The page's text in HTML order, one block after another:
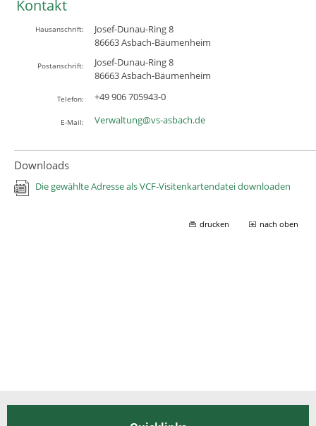
Kontakt
Hausanschrift:
Josef-Dunau-Ring 8
86663Asbach-Bäumenheim
Postanschrift:
Josef-Dunau-Ring 8
86663Asbach-Bäumenheim
Telefon: +49 906 705943-0
E-Mail: Verwaltung@vs-asbach.de
Downloads
Die gewählte Adresse als VCF-Visitenkartendatei downloaden
drucken nach oben